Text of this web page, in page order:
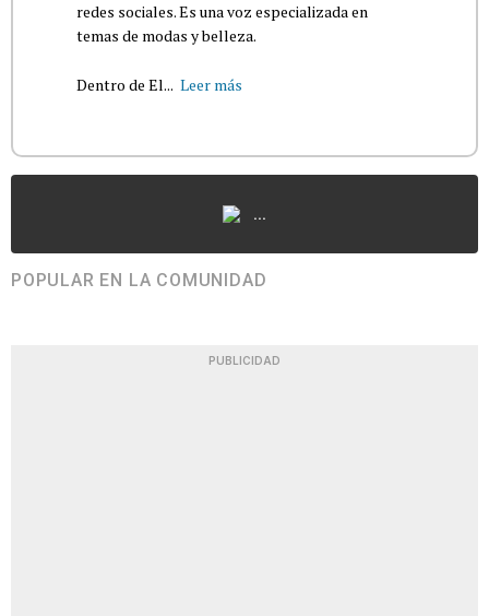
redes sociales. Es una voz especializada en
temas de modas y belleza.
Dentro de El... Leer más
...
POPULAR EN LA COMUNIDAD
PUBLICIDAD